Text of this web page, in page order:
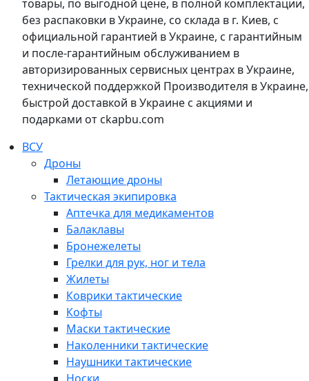
товары, по выгодной цене, в полной комплектации,
без распаковки в Украине, со склада в г. Киев, с
официальной гарантией в Украине, с гарантийным
и после-гарантийным обслуживанием в
авторизированных сервисных центрах в Украине,
технической поддержкой Производителя в Украине,
быстрой доставкой в Украине с акциями и
подарками от ckapbu.com
ВСУ
Дроны
Летающие дроны
Тактическая экипировка
Аптечка для медикаментов
Балаклавы
Бронежелеты
Грелки для рук, ног и тела
Жилеты
Коврики тактические
Кофты
Маски тактические
Наколенники тактические
Наушники тактические